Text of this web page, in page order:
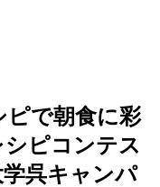
ピで朝食に彩
ピコンテス
学呉キャンパ